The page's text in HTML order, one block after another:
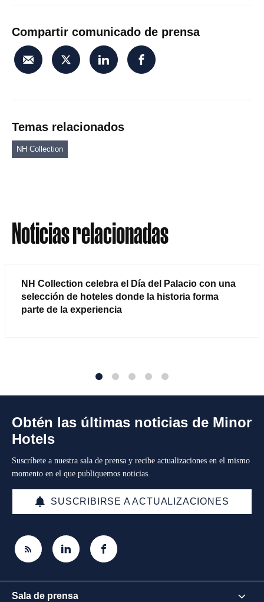
Compartir comunicado de prensa
Temas relacionados
NH Collection
Noticias relacionadas
NH Collection celebra el Día del Palacio con una
selección de hoteles donde la historia forma
parte de la experiencia
Obtén las últimas noticias de Minor
Hotels
Suscríbete a nuestra sala de prensa y recibe actualizaciones en el mismo
momento en el que publiquemos noticias.
SUSCRIBIRSE A ACTUALIZACIONES
Sala de prensa